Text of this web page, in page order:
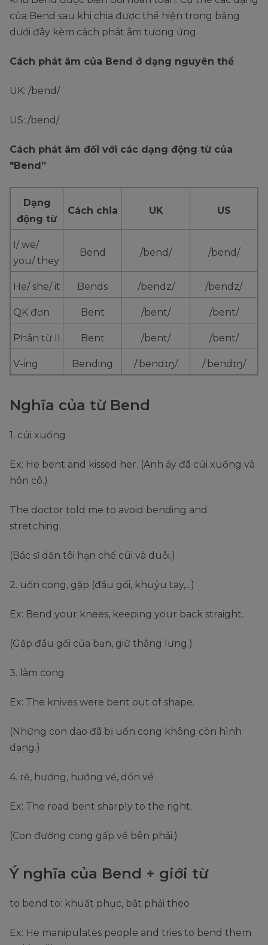
của Bend sau khi chia được thể hiện trong bảng
dưới đây kèm cách phát âm tương ứng.
Cách phát âm của Bend ở dạng nguyên thể
UK: /bend/
US: /bend/
Cách phát âm đối với các dạng động từ của
"Bend”
Dạng
động từ
Cách chia UK US
I/ we/
you/ they
Bend /bend/ /bend/
He/ she/ it Bends /bendz/ /bendz/
QK đơn Bent /bent/ /bent/
Phân từ II Bent /bent/ /bent/
V-ing Bending /ˈbendɪŋ/ /ˈbendɪŋ/
Nghĩa của từ Bend
1. cúi xuống
Ex: He bent and kissed her. (Anh ấy đã cúi xuống và
hôn cô.)
The doctor told me to avoid bending and
stretching.
(Bác sĩ dặn tôi hạn chế cúi và duỗi.)
2. uốn cong, gập (đầu gối, khuỷu tay,...)
Ex: Bend your knees, keeping your back straight.
(Gập đầu gối của bạn, giữ thẳng lưng.)
3. làm cong
Ex: The knives were bent out of shape.
(Những con dao đã bị uốn cong không còn hình
dạng.)
4. rẽ, hướng, hướng về, dồn về
Ex: The road bent sharply to the right.
(Con đường cong gấp về bên phải.)
Ý nghĩa của Bend + giới từ
to bend to: khuất phục, bắt phải theo
Ex: He manipulates people and tries to bend them